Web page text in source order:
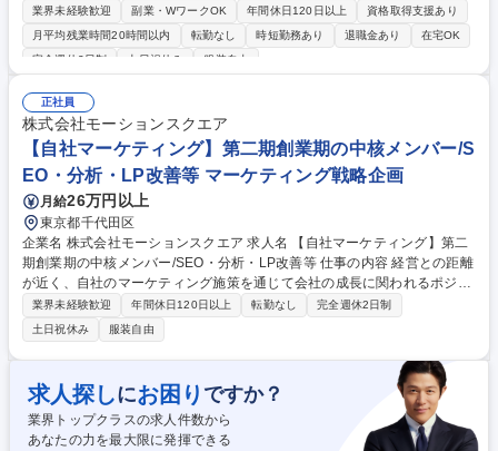
大に向けた、デジタルコンテンツのディレクション業務とCRO(コンバー
ジョン率最適化)をお任せいたします。※eQixサイト：https://www.e-qix.j
p/ 【1】コンテンツディレクション業務 ・要件ヒアリング～コンテンツ企
調整までの制作管理 【2】CRO向上に向けた施策対応業務 ・コンテンツS
EO施策による継続的なCRO改善 募集職種 ★ポジティブアクション★【東
京】自社ECサイトのWebコンテンツディレクター
業界未経験歓迎 副業・WワークOK 年間休日120日以上
資格取得支援あり
月平均残業時間20時間以内
転勤なし 時短勤務あり 退職金あり
在宅OK
完全週休2日制
土日祝休み 服装自由
正社員
株式会社モーションスクエア
【自社マーケティング】第二期創業期の中核メンバー/S
EO・分析・LP改善等 マーケティング戦略企画
月給26万円以上
東京都千代田区
企業名 株式会社モーションスクエア 求人名 【自社マーケティング】第二
期創業期の中核メンバー/SEO・分析・LP改善等 仕事の内容 経営との距離
が近く、自社のマーケティング施策を通じて会社の成長に関われるポジシ
ョンです。 【具体的には】 ■市場調査 ■SEO・コンテンツマーケティング
■Webサイト・LP改善 ■アクセス解析・データ分析 ■CRMを活用した問い
合わせ分析 ■広告代理店との連携・ディレクション ■Web制作会社など外
部パートナーとの調整 ■スタジオ利用促進のマーケティング施策の運用・
改善 など 将来的には下記業務もお任せします。 ■オウンドメディアの企
画・運営 ■マーケティング機能の仕組み化・組織の構築 募集職種 【自社
マーケティング】第二期創業期の中核メンバー/SEO・分析・LP改善等
業界未経験歓迎 年間休日120日以上 転勤なし
完全週休2日制
土日祝休み
服装自由
求人探しにお困り ですか？
業界トップクラスの求人件数から
あなたの力を最大限に発揮できる